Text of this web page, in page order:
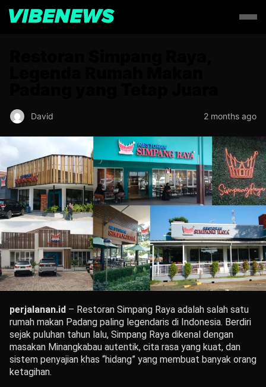
David 2 months ago
perjalanan.id – Restoran Simpang Raya adalah salah satu
rumah makan Padang paling legendaris di Indonesia. Berdiri
sejak puluhan tahun lalu, Simpang Raya dikenal dengan
masakan Minangkabau autentik, cita rasa yang kuat, dan
sistem penyajian khas “hidang” yang membuat banyak orang
ketagihan.